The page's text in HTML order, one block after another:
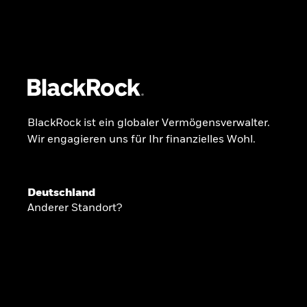
INSIDE THE MARKET
BlackRock ist ein globaler Vermögensverwalter.
Wir engagieren uns für Ihr finanzielles Wohl.
Deutschland
Anderer Standort?